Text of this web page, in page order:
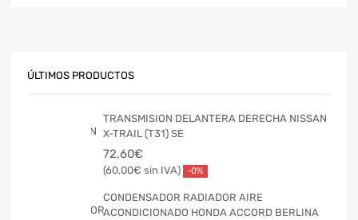
ÚLTIMOS PRODUCTOS
TRANSMISION DELANTERA DERECHA NISSAN
X-TRAIL (T31) SE
72,60€
60,00€ -0%
CONDENSADOR RADIADOR AIRE
ACONDICIONADO HONDA ACCORD BERLINA